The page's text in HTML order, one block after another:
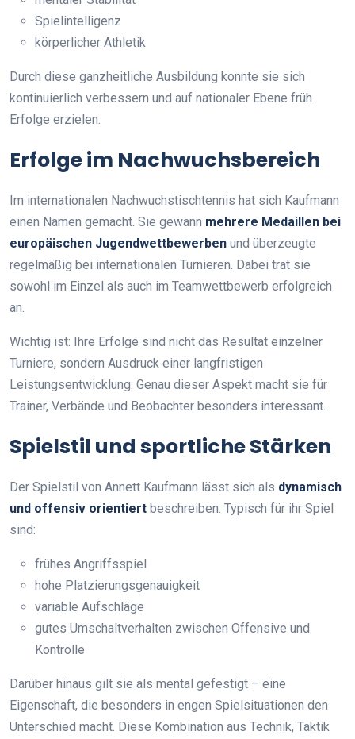
Spielintelligenz
körperlicher Athletik
Durch diese ganzheitliche Ausbildung konnte sie sich
kontinuierlich verbessern und auf nationaler Ebene früh
Erfolge erzielen.
Erfolge im Nachwuchsbereich
Im internationalen Nachwuchstischtennis hat sich Kaufmann
einen Namen gemacht. Sie gewann mehrere Medaillen bei
europäischen Jugendwettbewerben und überzeugte
regelmäßig bei internationalen Turnieren. Dabei trat sie
sowohl im Einzel als auch im Teamwettbewerb erfolgreich
an.
Wichtig ist: Ihre Erfolge sind nicht das Resultat einzelner
Turniere, sondern Ausdruck einer langfristigen
Leistungsentwicklung. Genau dieser Aspekt macht sie für
Trainer, Verbände und Beobachter besonders interessant.
Spielstil und sportliche Stärken
Der Spielstil von Annett Kaufmann lässt sich als dynamisch
und offensiv orientiert beschreiben. Typisch für ihr Spiel
sind:
frühes Angriffsspiel
hohe Platzierungsgenauigkeit
variable Aufschläge
gutes Umschaltverhalten zwischen Offensive und
Kontrolle
Darüber hinaus gilt sie als mental gefestigt – eine
Eigenschaft, die besonders in engen Spielsituationen den
Unterschied macht. Diese Kombination aus Technik, Taktik